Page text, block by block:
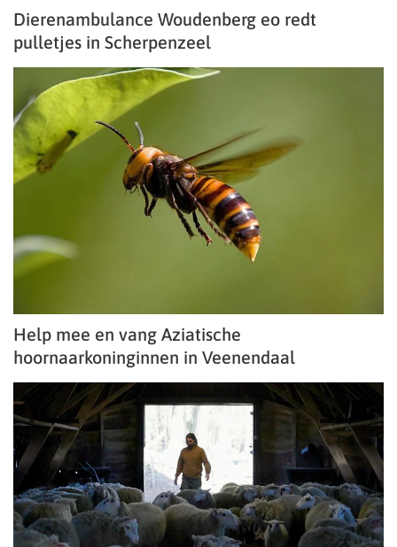
Dierenambulance Woudenberg eo redt
pulletjes in Scherpenzeel
Help mee en vang Aziatische
hoornaarkoninginnen in Veenendaal